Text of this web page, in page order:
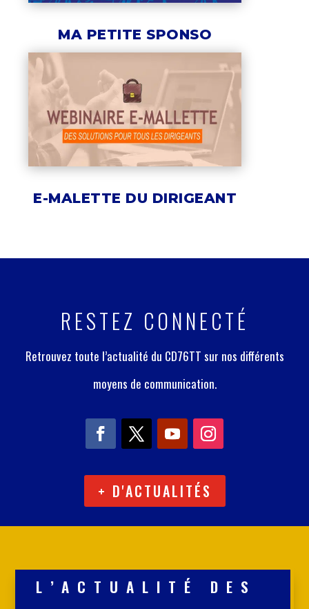
MA PETITE SPONSO
E-MALETTE DU DIRIGEANT
RESTEZ CONNECTÉ
Retrouvez toute l’actualité du CD76TT sur nos différents
moyens de communication.
+ D'ACTUALITÉS
L’ACTUALITÉ DES